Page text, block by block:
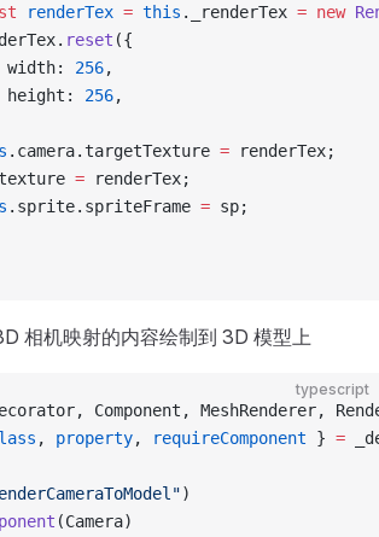
renderTex = this ._renderTex = new
reset ({
width:
256,
height:
256,
.camera.targetTexture = renderTex;
= renderTex;
.sprite.spriteFrame = sp;
相机映射的内容绘制到 3D 模型上
typescript
Component, MeshRenderer,
, property, requireComponent } =
)
(Camera)